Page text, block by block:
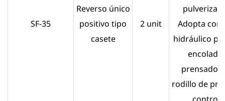
SF-35
Reverso único
positivo tipo
casete
2 unit
Adopta
hidráulico
encolado,
prensado
rodillo de